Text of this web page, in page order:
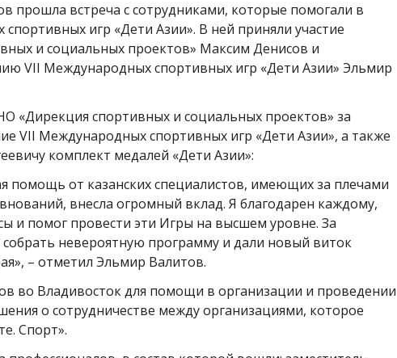
прошла встреча с сотрудниками, которые помогали в
игр «Дети Азии». В ней приняли участие
и социальных проектов» Максим Денисов и
VII Международных спортивных игр «Дети Азии» Эльмир
«Дирекция спортивных и социальных проектов» за
VII Международных спортивных игр «Дети Азии», а также
комплект медалей «Дети Азии»:
помощь от казанских специалистов, имеющих за плечами
внесла огромный вклад. Я благодарен каждому,
и помог провести эти Игры на высшем уровне. За
невероятную программу и дали новый виток
– отметил Эльмир Валитов.
во Владивосток для помощи в организации и проведении
о сотрудничестве между организациями, которое
Спорт».